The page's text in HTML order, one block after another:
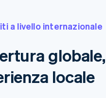
a livello internazionale
globale,
locale